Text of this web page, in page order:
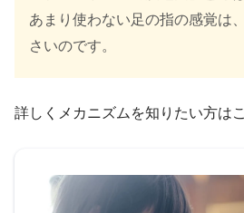
あまり使わない足の指の感覚は
さいのです。
詳しくメカニズムを知りたい方は